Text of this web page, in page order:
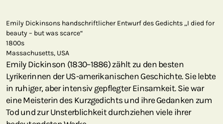
Emily Dickinsons handschriftlicher Entwurf des Gedichts „I died for
beauty – but was scarce“
1800s
Massachusetts, USA
Emily Dickinson (1830–1886) zählt zu den besten
Lyrikerinnen der US-amerikanischen Geschichte. Sie lebte
in ruhiger, aber intensiv gepflegter Einsamkeit. Sie war
eine Meisterin des Kurzgedichts und ihre Gedanken zum
Tod und zur Unsterblichkeit durchziehen viele ihrer